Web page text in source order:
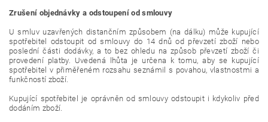
Zrušení objednávky a odstoupení od smlouvy
U smluv uzavřených distančním způsobem (na dálku) může kupující
spotřebitel odstoupit od smlouvy do 14 dnů od převzetí zboží nebo
poslední části dodávky, a to bez ohledu na způsob převzetí zboží či
provedení platby. Uvedená lhůta je určena k tomu, aby se kupující
spotřebitel v přiměřeném rozsahu seznámil s povahou, vlastnostmi a
funkčností zboží.
Kupující spotřebitel je oprávněn od smlouvy odstoupit i kdykoliv před
dodáním zboží.